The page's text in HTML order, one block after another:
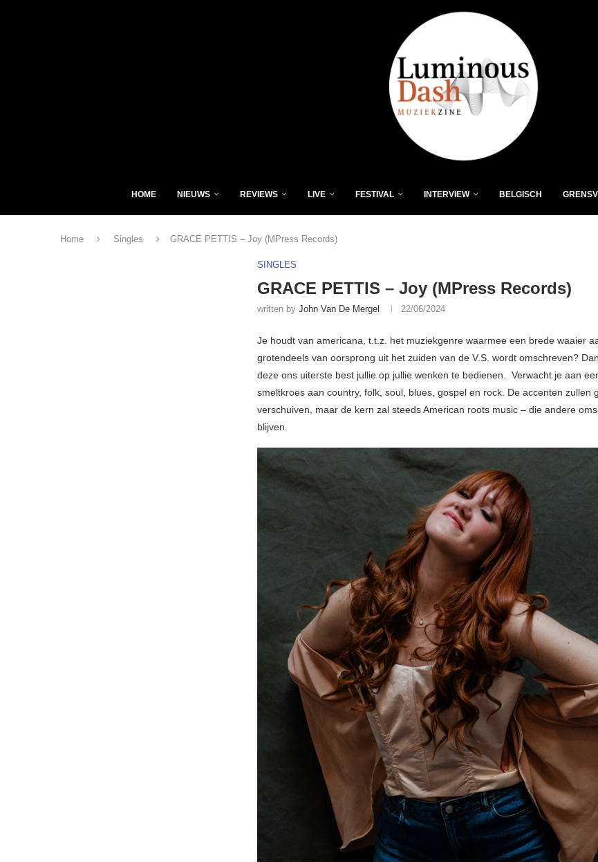
HOME NIEUWS REVIEWS LIVE FESTIVAL INTERVIEW BELGISCH
Home Singles GRACE PETTIS – Joy (MPress Records)
SINGLES
GRACE PETTIS – Joy (MPress Records)
written by John Van De Mergel 22/06/2024
Je houdt van americana, t.t.z. het muziekgenre waarmee een brede waaier
grotendeels van oorsprong uit het zuiden van de V.S. wordt omschreven?
deze ons uiterste best jullie op jullie wenken te bedienen. Verwacht je aan
smeltkroes aan country, folk, soul, blues, gospel en rock. De accenten zullen
verschuiven, maar de kern zal steeds American roots music – die andere
blijven.